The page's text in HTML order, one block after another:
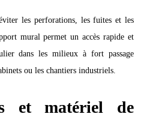
les perforations, les fuites et les
mural permet un accès rapide et
dans les milieux à fort passage
ou les chantiers industriels.
et matériel de